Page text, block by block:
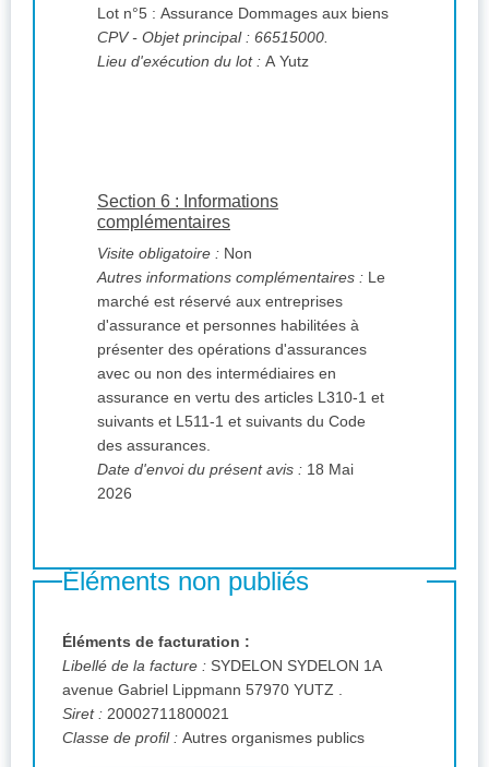
Lot n°5 : Assurance Dommages aux biens
CPV- Objet principal : 66515000.
Lieu d'exécution du lot : A Yutz
Section 6 : Informations
complémentaires
Visite obligatoire : Non
Autres informations complémentaires : Le
marché est réservé aux entreprises
d'assurance et personnes habilitées à
présenter des opérations d'assurances
avec ou non des intermédiaires en
assurance en vertu des articles L310-1 et
suivants et L511-1 et suivants du Code
des assurances.
Date d'envoi du présent avis : 18 Mai
2026
Éléments non publiés
Éléments de facturation :
Libellé de la facture :
avenue Gabriel Lippmann 57970 YUTZ .
Siret : 20002711800021
Classe de profil : Autres organismes publics